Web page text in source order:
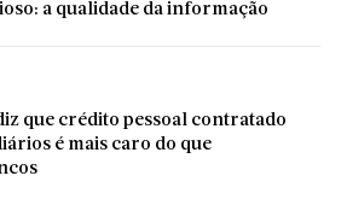
a qualidade da informação
que crédito pessoal contratado
é mais caro do que